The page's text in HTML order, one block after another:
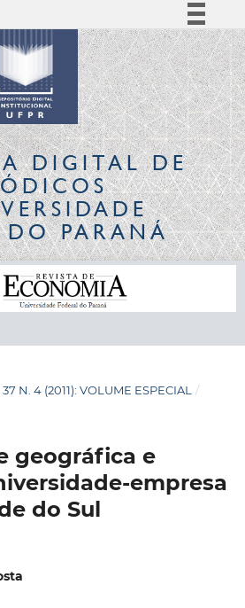
Simplifique!
Comunica BR
Participe
Acesso à informação
Legislação
Canais
DIGITALDE
DO PARANÁ
37 N. 4 (2011): VOLUME ESPECIAL
/
geográfica e
empresa
do Sul